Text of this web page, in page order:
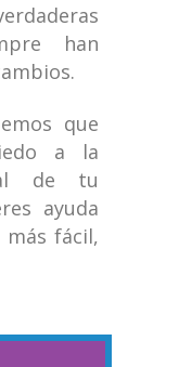
han
que
a la
de tu
ayuda
fácil,